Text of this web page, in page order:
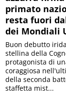
primato
resta fuori
dei Mondiali
Buon debutto
stellina della
protagonista di
coraggiosa
della seconda
staffetta mist...